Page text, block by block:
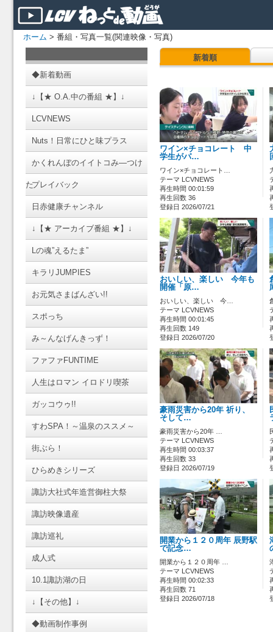
ホーム > 番組・写真一覧(関連映像・写真)
◆新着動画
↓【★ O.A.中の番組 ★】↓
LCVNEWS
Nuts！日常にひと味プラス
かくれんぼのイイトコみ―つけ
たプレイバック
日赤健康チャンネル
↓【★ アーカイブ番組 ★】↓
Lの魂”えるたま”
キラリJUMPIES
お元気さまばんざい!!
スポっち
み～んなげんきっず！
ファファFUNTIME
人生はロマン イロドリ喫茶
ガッコウゥ!!
すわSPA！～温泉のススメ～
街ぶら！
ひらめきシリーズ
諏訪大社式年造営御柱大祭
諏訪映像遺産
諏訪巡礼
成人式
10.1諏訪湖の日
↓【その他】↓
◆動画制作事例
新着順
ワイン×チョコレート 中
学生がパ…
ワイン×チョコレート…
テーマ LCVNEWS
再生時間 00:01:59
再生回数 36
登録日 2026/07/21
おいしい、楽しい 今年も
開催「原…
おいしい、楽しい 今…
テーマ LCVNEWS
再生時間 00:01:45
再生回数 149
登録日 2026/07/20
豪雨災害から20年 祈り、
そして…
豪雨災害から20年 …
テーマ LCVNEWS
再生時間 00:03:37
再生回数 33
登録日 2026/07/19
開業から１２０周年 辰野駅
で記念…
開業から１２０周年 …
テーマ LCVNEWS
再生時間 00:02:33
再生回数 71
登録日 2026/07/18